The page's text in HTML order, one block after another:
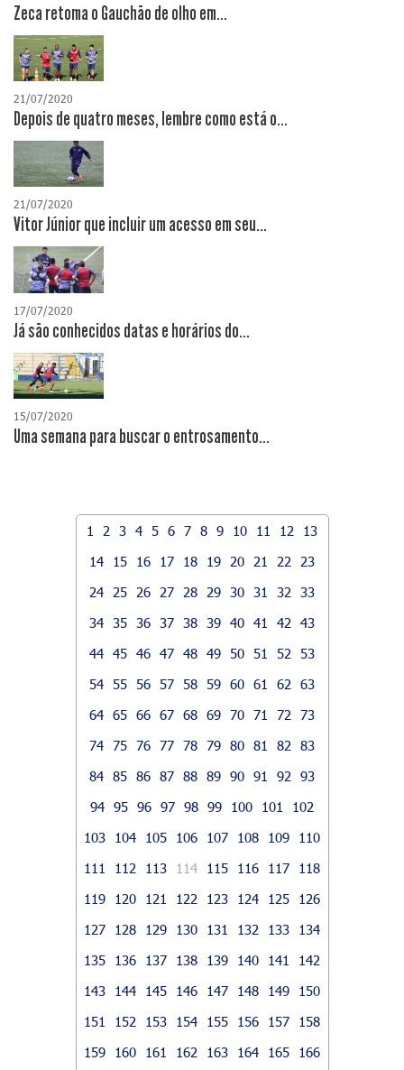
Zeca retoma o Gauchão de olho em...
21/07/2020
Depois de quatro meses, lembre como está o...
21/07/2020
Vitor Júnior que incluir um acesso em seu...
17/07/2020
Já são conhecidos datas e horários do...
15/07/2020
Uma semana para buscar o entrosamento...
1 2 3 4 5 6 7 8 9 10 11 12
13
14
15 16 17 18 19 20 21 22
23
24
25 26 27 28 29 30 31 32
33
34 35 36 37 38 39 40 41 42
43
44 45 46 47 48 49 50 51 52
53
54 55 56 57 58 59 60 61 62
63
64 65 66 67 68 69 70 71 72
73
74 75 76 77 78 79 80 81 82
83
84 85 86 87 88 89 90 91 92
93
94 95 96 97 98 99 100 101
102
103
104 105 106 107 108 109
110
111
112 113 114 115 116 117
118
119
120 121 122 123 124 125
126
127
128 129 130 131 132 133
134
135
136 137 138 139 140 141
142
143
144 145 146 147 148 149
150
151
152 153 154 155 156 157
158
159
160 161 162 163 164 165
166